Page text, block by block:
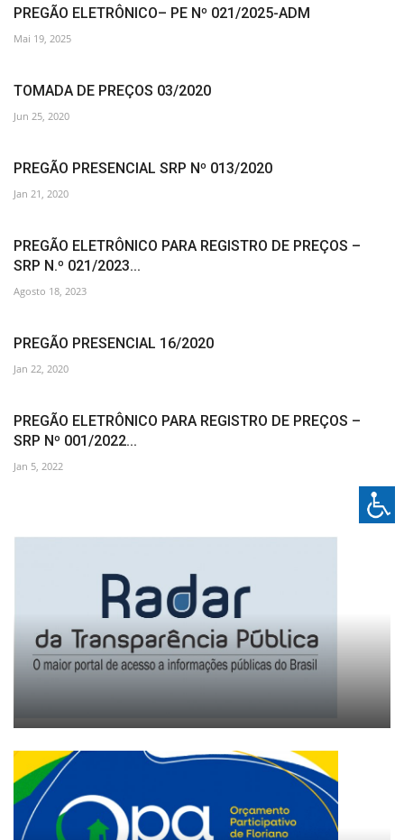
PREGÃO ELETRÔNICO– PE Nº 021/2025-ADM
Mai 19, 2025
TOMADA DE PREÇOS 03/2020
Jun 25, 2020
PREGÃO PRESENCIAL SRP Nº 013/2020
Jan 21, 2020
PREGÃO ELETRÔNICO PARA REGISTRO DE PREÇOS –
SRP N.º 021/2023...
Agosto 18, 2023
PREGÃO PRESENCIAL 16/2020
Jan 22, 2020
PREGÃO ELETRÔNICO PARA REGISTRO DE PREÇOS –
SRP Nº 001/2022...
Jan 5, 2022